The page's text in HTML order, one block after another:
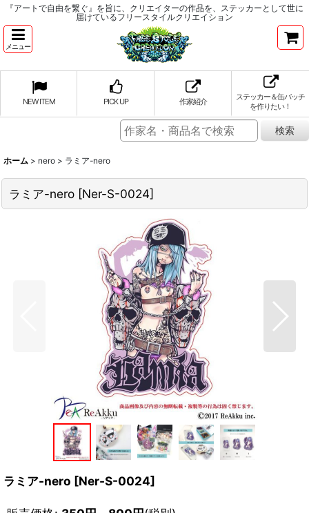
『アートで自由を繋ぐ』を旨に、クリエイターの作品を、ステッカーとして世に
届けているフリースタイルクリエイション
メニュー
NEW ITEM PICK UP 作家紹介
ステッカー＆缶バッチ
を作りたい！
ホーム > nero > ラミア-nero
ラミア-nero [Ner-S-0024]
ラミア-nero [Ner-S-0024]